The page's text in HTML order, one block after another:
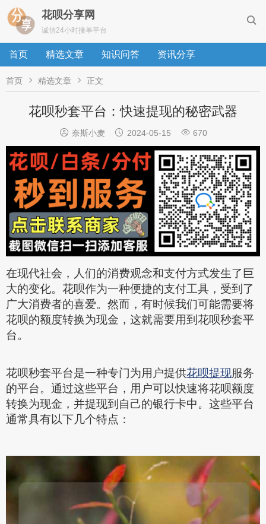

花呗分享网
诚信24小时接单平台
首页 精选文章 知识问答 资讯分享
首页  精选文章  正文
花呗秒套平台：快速提现的秘密武器
 奈斯小麦  2024-05-15  670
在现代社会，人们的消费观念和支付方式发生了巨
大的变化。花呗作为一种便捷的支付工具，受到了
广大消费者的喜爱。然而，有时候我们可能需要将
花呗的额度转换为现金，这就需要用到花呗秒套平
台。
花呗秒套平台是一种专门为用户提供花呗提现服务
的平台。通过这些平台，用户可以快速将花呗额度
转换为现金，并提现到自己的银行卡中。这些平台
通常具有以下几个特点：